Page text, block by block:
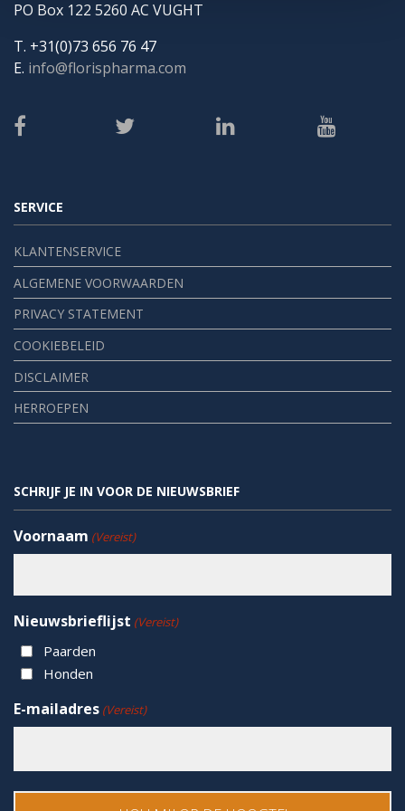
PO Box 122 5260 AC VUGHT
T. +31(0)73 656 76 47
E. info@florispharma.com
SERVICE
KLANTENSERVICE
ALGEMENE VOORWAARDEN
PRIVACY STATEMENT
COOKIEBELEID
DISCLAIMER
HERROEPEN
SCHRIJF JE IN VOOR DE NIEUWSBRIEF
Voornaam (Vereist)
Nieuwsbrieflijst (Vereist)
Paarden
Honden
E-mailadres (Vereist)